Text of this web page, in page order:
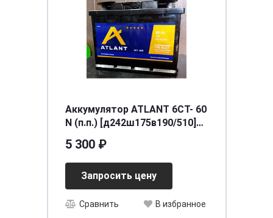
Аккумулятор ATLANT 6СТ- 60
N (п.п.) [д242ш175в190/510]
5 300 ₽
Запросить цену
Сравнить В избранное